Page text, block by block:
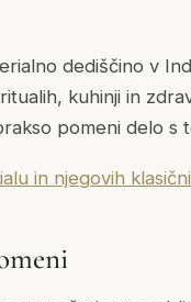
dediščino v
kuhinji in
pomeni delo s
in njegovih